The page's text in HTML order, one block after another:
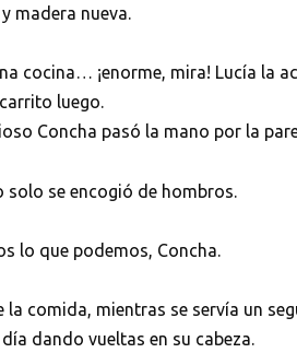
madera nueva.
cocina… ¡enorme, mira! Lucía la
luego.
Concha pasó la mano por la
solo se encogió de hombros.
lo que podemos, Concha.
la comida, mientras se servía un
dando vueltas en su cabeza.